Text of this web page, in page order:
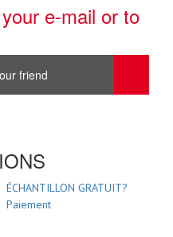
e-mail or to
ÉCHANTILLON GRATUIT?
Paiement